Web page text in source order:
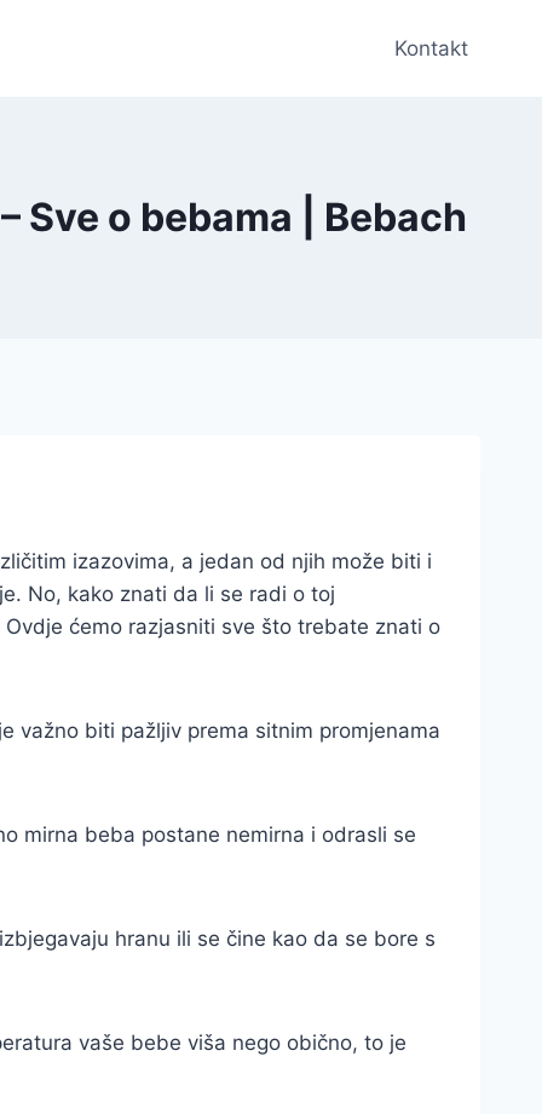
Kontakt
Sve o bebama | Bebach
izazovima, a jedan od njih može biti i
No, kako znati da li se radi o toj
ćemo razjasniti sve što trebate znati o
važno biti pažljiv prema sitnim promjenama
mirna beba postane nemirna i odrasli se
hranu ili se čine kao da se bore s
vaše bebe viša nego obično, to je